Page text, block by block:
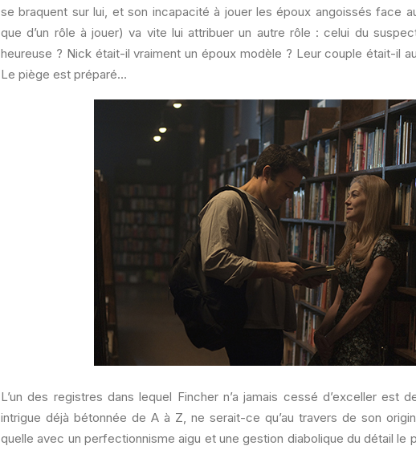
se braquent sur lui, et son incapacité à jouer les époux angoissés face
que d’un rôle à jouer) va vite lui attribuer un autre rôle : celui du
heureuse ? Nick était-il vraiment un époux modèle ? Leur couple était-il
Le piège est préparé…
L’un des registres dans lequel Fincher n’a jamais cessé d’exceller est
intrigue déjà bétonnée de A à Z, ne serait-ce qu’au travers de son
quelle avec un perfectionnisme aigu et une gestion diabolique du détail le